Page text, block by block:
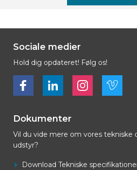
Sociale medier
Hold dig opdateret! Følg os!
Bekijk ons op FacebookBekijk ons op LinkedInBekijk ons op LinkedInBekijk ons op Vimeo
Dokumenter
Vil du vide mere om vores tekniske
udstyr?
Download Tekniske